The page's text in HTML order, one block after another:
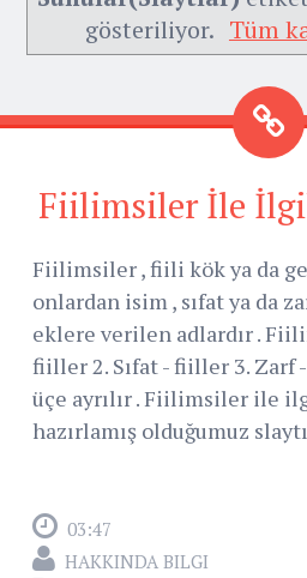
gösteriliyor. Tüm
Fiilimsiler İle
Fiilimsiler , fiili kök ya da
onlardan isim , sıfat ya da
eklere verilen adlardır .
fiiller 2. Sıfat - fiiller 3.
üçe ayrılır . Fiilimsiler ile
hazırlamış olduğumuz
03:47
HAKKINDA BILGI